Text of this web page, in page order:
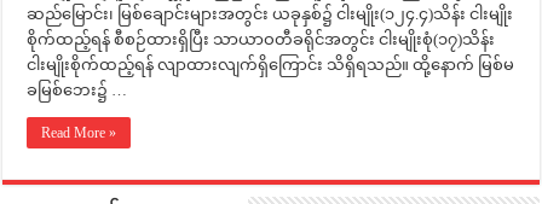
ဆည်မြောင်း၊ မြစ်ချောင်းများအတွင်း ယခုနှစ်၌ ငါးမျိုး(၁၂၄.၄)သိန်း ငါးမျိုး
စိုက်ထည့်ရန် စီစဉ်ထားရှိပြီး သာယာဝတီခရိုင်အတွင်း ငါးမျိုးစုံ(၁၇)သိန်း
ငါးမျိုးစိုက်ထည့်ရန် လျာထားလျက်ရှိကြောင်း သိရှိရသည်။ ထို့နောက် မြစ်မ
ခမြစ်ဘေး၌ …
Read More »